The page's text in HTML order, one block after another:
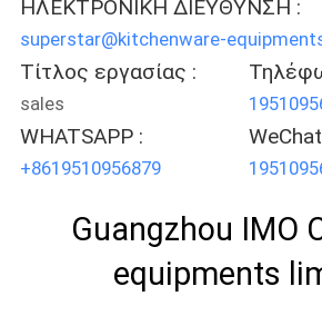
ΗΛΕΚΤΡΟΝΙΚΗ ΔΙΕΥΘΥΝΣΗ :
superstar@kitchenware-
Τίτλος εργασίας :
sales
WHATSAPP :
+8619510956879
Guangzhou IMO
equipments